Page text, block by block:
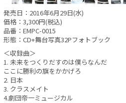
発売日：2016年6月29日(水)
価格：3,300円(税込)
品番：EMPC-0015
形態：CD+舞台写真32Pフォトブック
＜収録曲＞
1. 未来をつくりだすのは僕らなんだ
ここに勝利の旗をかかげろ
2. 日本
3. クラスメイト
4.劇団帝一ミュージカル